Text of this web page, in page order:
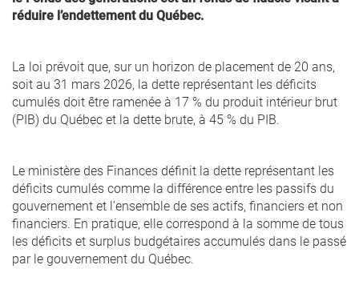
réduire l’endettement du Québec.
La loi prévoit que, sur un horizon de placement de 20 ans,
soit au 31 mars 2026, la dette représentant les déficits
cumulés doit être ramenée à 17 % du produit intérieur brut
(PIB) du Québec et la dette brute, à 45 % du PIB.
Le ministère des Finances définit la dette représentant les
déficits cumulés comme la différence entre les passifs du
gouvernement et l’ensemble de ses actifs, financiers et non
financiers. En pratique, elle correspond à la somme de tous
les déficits et surplus budgétaires accumulés dans le passé
par le gouvernement du Québec.